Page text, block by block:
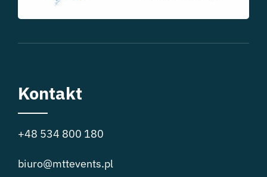
Kontakt
+48 534 800 180
biuro@mttevents.pl